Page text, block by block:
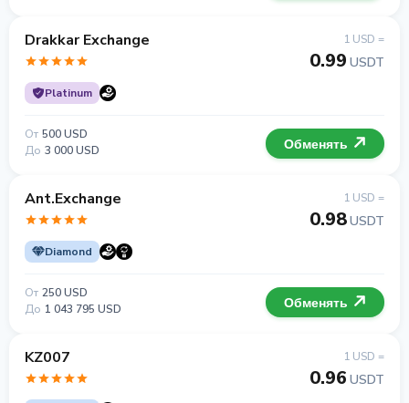
Drakkar Exchange
Platinum
1 USD =
0.99 USDT
От 500 USD
До 3 000 USD Обменять
Ant.Exchange
Diamond
1 USD =
0.98USDT
От 250 USD
До 1 043 795 USD Обменять
KZ007 1 USD =
0.96 USDT